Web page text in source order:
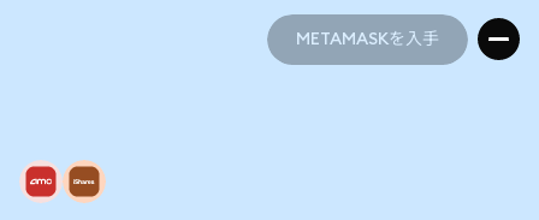
METAMASKを入手